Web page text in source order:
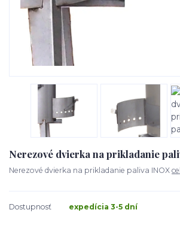
Nerezové dvierka na prikladanie
Nerezové dvierka na prikladanie paliva INOX
Dostupnosť expedícia 3-5 dní